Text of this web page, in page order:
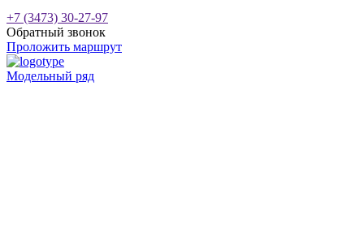
+7 (3473) 30-27-97
Обратный звонок
Проложить маршрут
Модельный ряд